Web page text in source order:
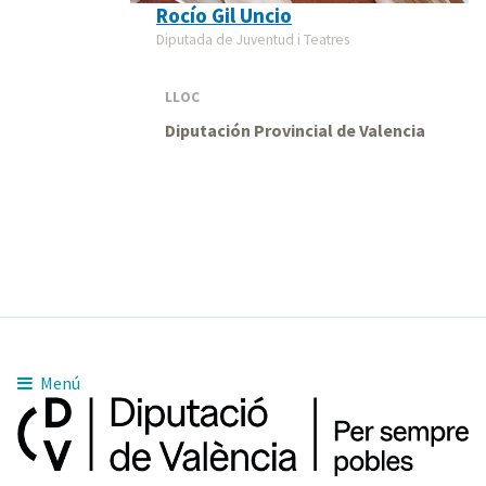
Rocío Gil Uncio
Diputada de Juventud i Teatres
LLOC
Diputación Provincial de Valencia
Menú